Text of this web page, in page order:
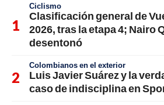
Ciclismo
Clasificación general de
2026, tras la etapa 4; Nairo
desentonó
Colombianos en el exterior
Luis Javier Suárez y la
caso de indisciplina en